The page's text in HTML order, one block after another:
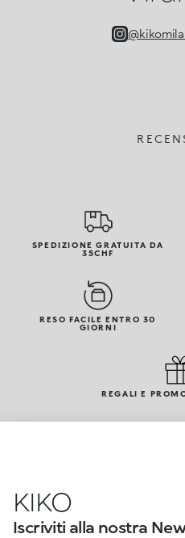
SPEDIZIONE GRATUITA DA
35CHF
RESO FACILE ENTRO 30
GIORNI
REGALI E
KIKO
Iscriviti alla nostra